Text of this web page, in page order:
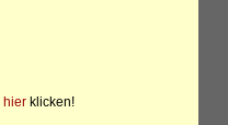
hierklicken!